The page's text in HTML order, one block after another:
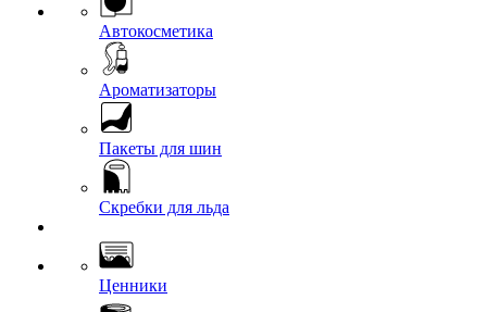
Автокосметика
Ароматизаторы
Пакеты для шин
Скребки для льда
Ценники